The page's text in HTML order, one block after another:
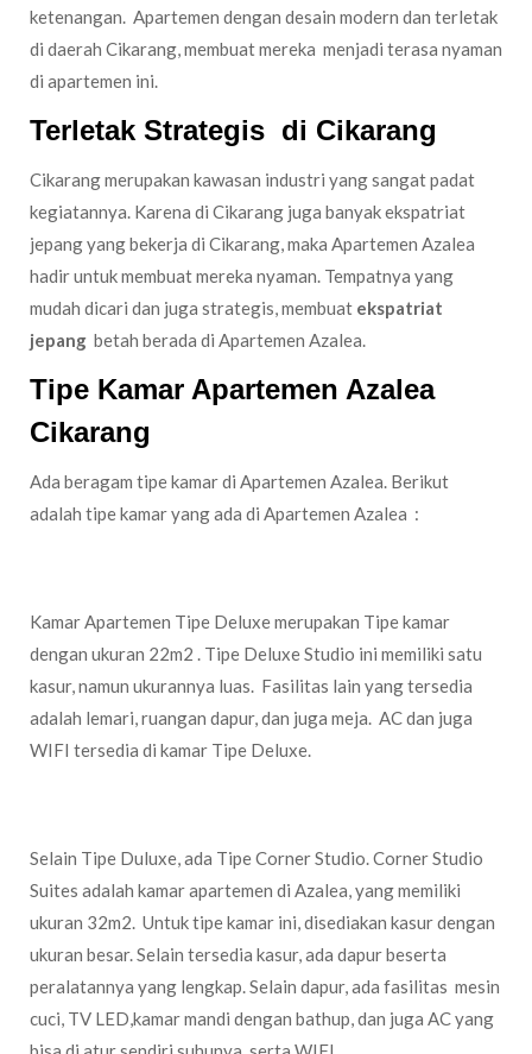
ketenangan. Apartemen dengan desain modern dan terletak
di daerah Cikarang, membuat mereka menjadi terasa nyaman
di apartemen ini.
Terletak Strategis di Cikarang
Cikarang merupakan kawasan industri yang sangat padat
kegiatannya. Karena di Cikarang juga banyak ekspatriat
jepang yang bekerja di Cikarang, maka Apartemen Azalea
hadir untuk membuat mereka nyaman. Tempatnya yang
mudah dicari dan juga strategis, membuat ekspatriat
jepang betah berada di Apartemen Azalea.
Tipe Kamar Apartemen Azalea
Cikarang
Ada beragam tipe kamar di Apartemen Azalea. Berikut
adalah tipe kamar yang ada di Apartemen Azalea :
Kamar Apartemen Tipe Deluxe merupakan Tipe kamar
dengan ukuran 22m2 . Tipe Deluxe Studio ini memiliki satu
kasur, namun ukurannya luas. Fasilitas lain yang tersedia
adalah lemari, ruangan dapur, dan juga meja. AC dan juga
WIFI tersedia di kamar Tipe Deluxe.
Selain Tipe Duluxe, ada Tipe Corner Studio. Corner Studio
Suites adalah kamar apartemen di Azalea, yang memiliki
ukuran 32m2. Untuk tipe kamar ini, disediakan kasur dengan
ukuran besar. Selain tersedia kasur, ada dapur beserta
peralatannya yang lengkap. Selain dapur, ada fasilitas mesin
cuci, TV LED,kamar mandi dengan bathup, dan juga AC yang